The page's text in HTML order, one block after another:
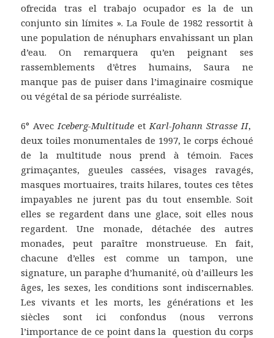
ofrecida tras el trabajo ocupador es la de un
conjunto sin límites ». La Foule de 1982 ressortit à
une population de nénuphars envahissant un plan
d’eau. On remarquera qu’en peignant ses
rassemblements d’êtres humains, Saura ne
manque pas de puiser dans l’imaginaire cosmique
ou végétal de sa période surréaliste.
6° Avec Iceberg-Multitudeet Karl-Johann Strasse II,
deux toiles monumentales de 1997, le corps échoué
de la multitude nous prend à témoin. Faces
grimaçantes, gueules cassées, visages ravagés,
masques mortuaires, traits hilares, toutes ces têtes
impayables ne jurent pas du tout ensemble. Soit
elles se regardent dans une glace, soit elles nous
regardent. Une monade, détachée des autres
monades, peut paraître monstrueuse. En fait,
chacune d’elles est comme un tampon, une
signature, un paraphe d’humanité, où d’ailleurs les
âges, les sexes, les conditions sont indiscernables.
Les vivants et les morts, les générations et les
siècles sont ici confondus (nous verrons
l’importance de ce point dans la question du corps